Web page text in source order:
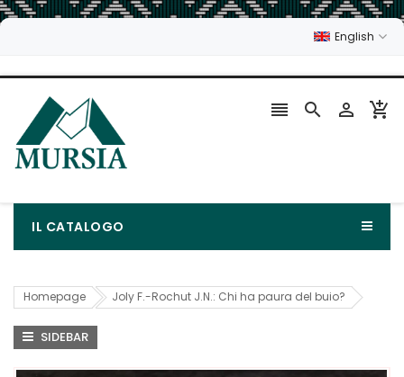
English
   
IL CATALOGO
Homepage Joly F.-Rochut J.N.: Chi ha paura del buio?
SIDEBAR